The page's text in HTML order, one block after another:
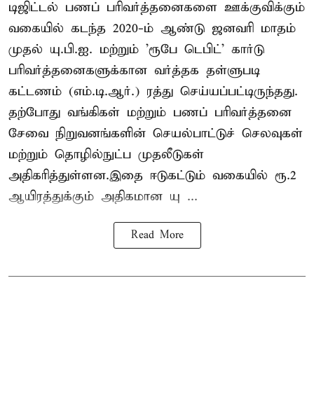
டிஜிட்டல் பணப் பரிவர்த்தனைகளை ஊக்குவிக்கும்
வகையில் கடந்த 2020-ம் ஆண்டு ஜனவரி மாதம்
முதல் யு.பி.ஐ. மற்றும் 'ரூபே டெபிட்' கார்டு
பரிவர்த்தனைகளுக்கான வர்த்தக தள்ளுபடி
கட்டணம் (எம்.டி.ஆர்.) ரத்து செய்யப்பட்டிருந்தது.
தற்போது வங்கிகள் மற்றும் பணப் பரிவர்த்தனை
சேவை நிறுவனங்களின் செயல்பாட்டுச் செலவுகள்
மற்றும் தொழில்நுட்ப முதலீடுகள்
அதிகரித்துள்ளன.இதை ஈடுகட்டும் வகையில் ரூ.2
ஆயிரத்துக்கும் அதிகமான யு ...
Read More